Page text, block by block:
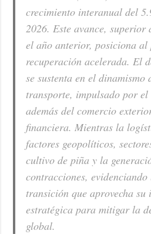
crecimiento interanual del
2026. Este avance,
el año anterior, posiciona al
recuperación acelerada. El
se sustenta en el dinamismo
transporte, impulsado por el
además del comercio
financiera. Mientras la
factores geopolíticos,
cultivo de piña y la
contracciones, evidenciando
transición que aprovecha
estratégica para mitigar la
global.